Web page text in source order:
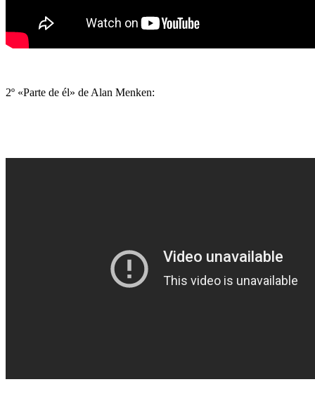
2º «Parte de él» de Alan Menken: